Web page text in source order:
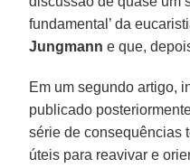
fundamental’ da
Jungmann e que,
Em um segundo artigo,
publicado
série de consequências
úteis para reavivar e